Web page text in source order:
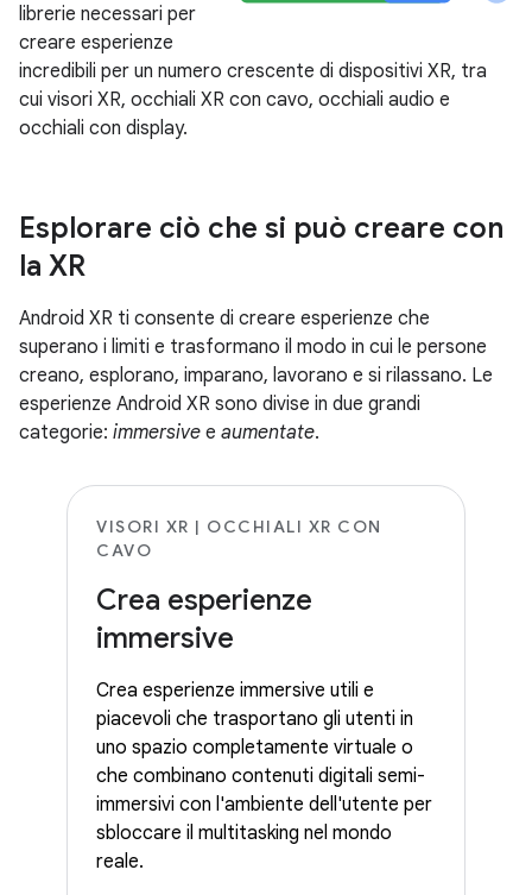
librerie necessari per
creare esperienze
incredibili per un numero crescente di dispositivi XR, tra
cui visori XR, occhiali XR con cavo, occhiali audio e
occhiali con display.
Esplorare ciò che si può creare con
la XR
Android XR ti consente di creare esperienze che
superano i limiti e trasformano il modo in cui le persone
creano, esplorano, imparano, lavorano e si rilassano. Le
esperienze Android XR sono divise in due grandi
categorie: immersive e aumentate.
VISORI XR | OCCHIALI XR CON
CAVO
Crea esperienze
immersive
Crea esperienze immersive utili e
piacevoli che trasportano gli utenti in
uno spazio completamente virtuale o
che combinano contenuti digitali semi-
immersivi con l'ambiente dell'utente per
sbloccare il multitasking nel mondo
reale.